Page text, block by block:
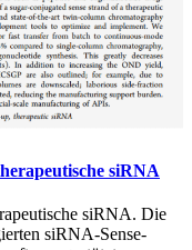
siRNA
siRNA. Die
siRNA-Sense-